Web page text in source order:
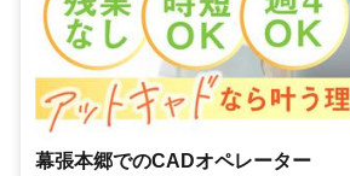
幕張本郷でのCADオペレーター